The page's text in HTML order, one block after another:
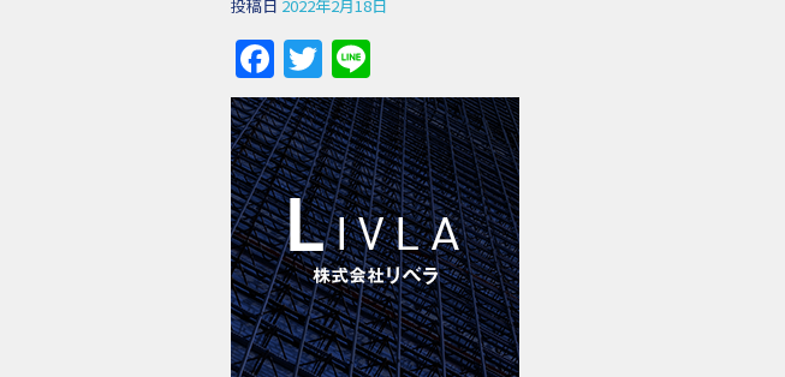
投稿日 2022年2月18日
Facebook
Twitter